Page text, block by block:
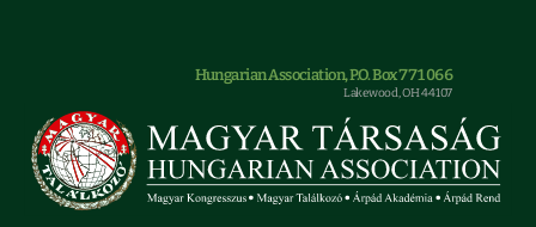
Hungarian Association, P.O. Box 771066
Lakewood, OH 44107